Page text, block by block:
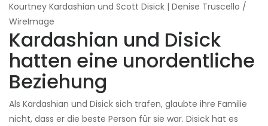
Kourtney Kardashian und Scott Disick | Denise Truscello /
WireImage
Kardashian und Disick
hatten eine unordentliche
Beziehung
Als Kardashian und Disick sich trafen, glaubte ihre Familie
nicht, dass er die beste Person für sie war. Disick hat es